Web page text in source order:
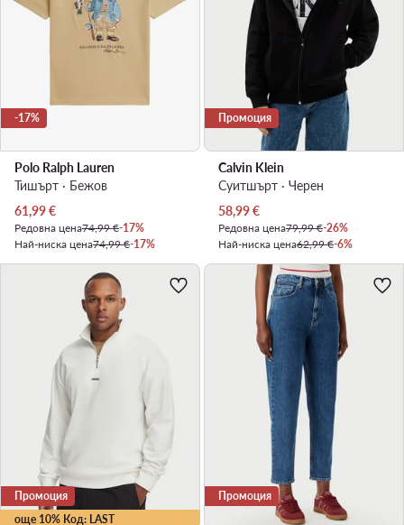
-17%
Polo Ralph Lauren
Тишърт · Бежов
Актуална цена
61,99€
Редовна цена74,99 €-17%
Най-ниска цена74,99 €-17%
Промоция
Calvin Klein
Суитшърт · Черен
Актуална цена
58,99€
Редовна цена79,99 €-26%
Най-ниска цена62,99 €-6%
още 10% Код: LAST
Промоция Промоция